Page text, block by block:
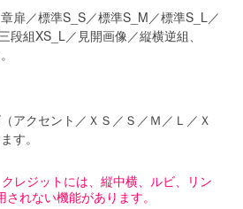
扉／標準S_S／標準S_M／標準S_L／
段組XS_L／見開画像／縦横逆組、
アクセント／ＸＳ／Ｓ／Ｍ／Ｌ／Ｘ
す。
レジットには、縦中横、ルビ、リン
れない機能があります。